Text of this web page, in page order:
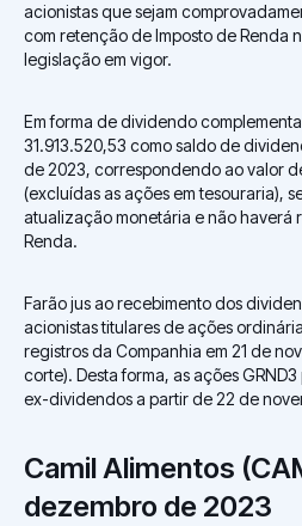
acionistas que sejam
com retenção de Imposto de Renda
legislação em vigor.
Em forma de dividendo
31.913.520,53 como saldo de
de 2023, correspondendo ao valor
(excluídas as ações em tesouraria),
atualização monetária e não haverá
Renda.
Farão jus ao recebimento dos
acionistas titulares de ações
registros da Companhia em 21 de
corte). Desta forma, as ações
ex-dividendos a partir de 22 de
Camil Alimentos
dezembro de 2023